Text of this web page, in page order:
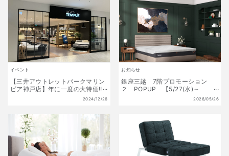
イベント
【三井アウトレットパークマリン
ピア神戸店】年に一度の大特価!!
初夢福袋 販売開始!! 1月1日(水)
2024/12/26
お知らせ
銀座三越 7階プロモーション
２ POPUP 【5/27(水)～
2026/05/26